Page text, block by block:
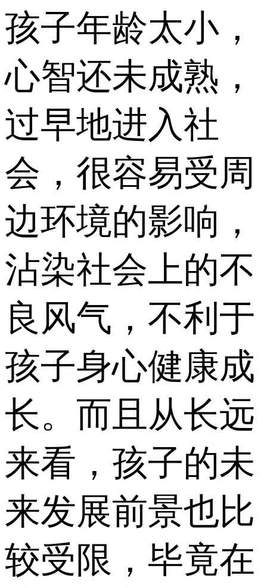
孩子年龄太小，
心智还未成熟，
过早地进入社
会，很容易受周
边环境的影响，
沾染社会上的不
良风气，不利于
孩子身心健康成
长。而且从长远
来看，孩子的未
来发展前景也比
较受限，毕竟在